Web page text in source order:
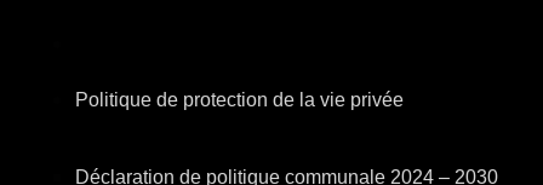
Politique de protection de la vie privée
Déclaration de politique communale 2024 – 2030